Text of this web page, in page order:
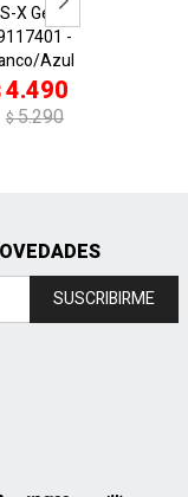
X Geek
-
Azul
4.490
$5.290
SUSCRIBIRME